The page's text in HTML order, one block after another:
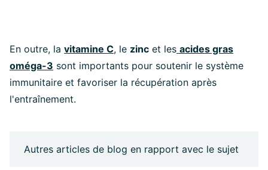
En outre, la vitamine C, le zinc et les acides gras
oméga-3 sont importants pour soutenir le système
immunitaire et favoriser la récupération après
l'entraînement.
Autres articles de blog en rapport avec le sujet